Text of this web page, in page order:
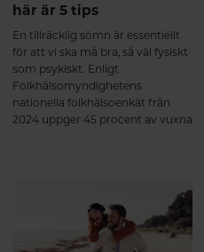
här är 5 tips
En tillräcklig sömn är essentiellt
för att vi ska må bra, så väl fysiskt
som psykiskt. Enligt
Folkhälsomyndighetens
nationella folkhälsoenkät från
2024 uppger 45 procent av vuxna